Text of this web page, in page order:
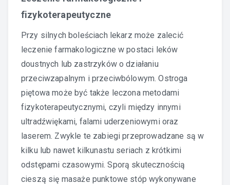
fizykoterapeutyczne
Przy silnych boleściach lekarz może zalecić
leczenie farmakologiczne w postaci leków
doustnych lub zastrzyków o działaniu
przeciwzapalnym i przeciwbólowym. Ostroga
piętowa może być także leczona metodami
fizykoterapeutycznymi, czyli między innymi
ultradźwiękami, falami uderzeniowymi oraz
laserem. Zwykle te zabiegi przeprowadzane są w
kilku lub nawet kilkunastu seriach z krótkimi
odstępami czasowymi. Sporą skutecznością
cieszą się masaże punktowe stóp wykonywane